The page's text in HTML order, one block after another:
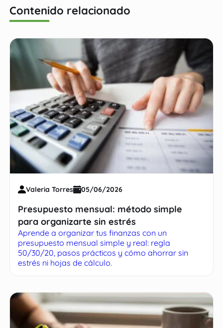
Contenido relacionado
Valeria Torres 05/06/2026
Presupuesto mensual: método simple
para organizarte sin estrés
Aprende a organizar tus finanzas con un
presupuesto mensual simple y real: regla
50/30/20, pasos prácticos y cómo ahorrar sin
estrés ni hojas de cálculo.